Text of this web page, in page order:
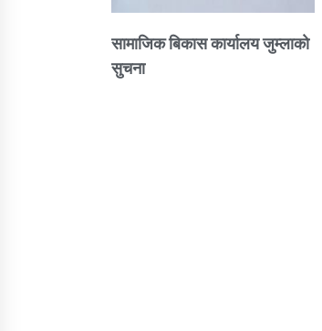
सामाजिक बिकास कार्यालय जुम्लाकाे
सुचना